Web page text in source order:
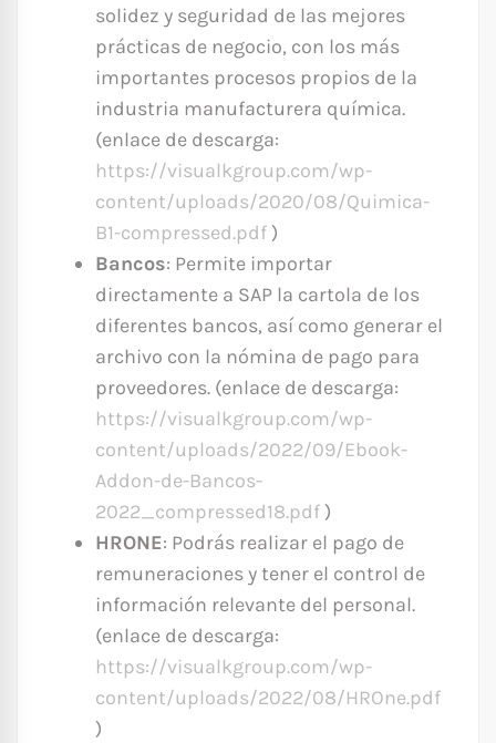
solidez y seguridad de las mejores
prácticas de negocio, con los más
importantes procesos propios de la
industria manufacturera química.
(enlace de descarga:
https://visualkgroup.com/wp-
content/uploads/2020/08/Quimica-
B1-compressed.pdf)
Bancos: Permite importar
directamente a SAP la cartola de los
diferentes bancos, así como generar el
archivo con la nómina de pago para
proveedores. (enlace de descarga:
https://visualkgroup.com/wp-
content/uploads/2022/09/Ebook-
Addon-de-Bancos-
2022_compressed18.pdf)
HRONE: Podrás realizar el pago de
remuneraciones y tener el control de
información relevante del personal.
(enlace de descarga:
https://visualkgroup.com/wp-
content/uploads/2022/08/HROne.pdf
)